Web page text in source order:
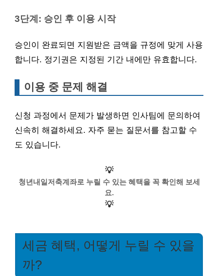
3단계: 승인 후 이용 시작
승인이 완료되면 지원받은 금액을 규정에 맞게 사용
합니다. 정기권은 지정된 기간 내에만 유효합니다.
이용 중 문제 해결
신청 과정에서 문제가 발생하면 인사팀에 문의하여
신속히 해결하세요. 자주 묻는 질문서를 참고할 수
도 있습니다.
💡
청년내일저축계좌로 누릴 수 있는 혜택을 꼭 확인해 보세
요.
💡
세금 혜택, 어떻게 누릴 수 있을
까?